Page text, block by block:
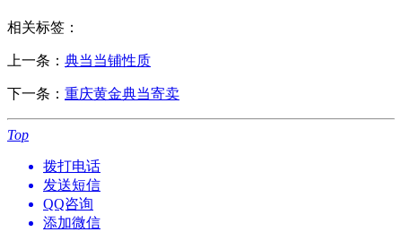
相关标签：
上一条： 典当当铺性质
下一条： 重庆黄金典当寄卖
Top
拨打电话
发送短信
QQ咨询
添加微信